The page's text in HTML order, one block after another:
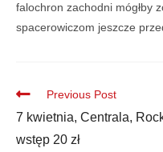
falochron zachodni mógłby
spacerowiczom jeszcze
Previous Post
7 kwietnia, Centrala,
wstęp 20 zł